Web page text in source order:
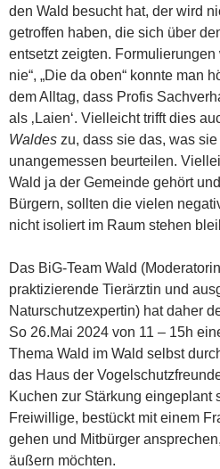
den Wald besucht hat, der wird
getroffen haben, die sich über
entsetzt zeigten. Formulierungen
nie“, „Die da oben“ konnte man
dem Alltag, dass Profis
als ‚Laien‘. Vielleicht trifft dies
Waldes zu, dass sie das, was
unangemessen beurteilen.
Wald ja der Gemeinde gehört
Bürgern, sollten die vielen
nicht isoliert im Raum stehen
Das BiG-Team Wald
praktizierende Tierärztin und
Naturschutzexpertin) hat daher
So 26.Mai 2024 von 11 – 15h
Thema Wald im Wald selbst
das Haus der
Kuchen zur Stärkung eingeplant
Freiwillige, bestückt mit einem
gehen und Mitbürger
äußern möchten.